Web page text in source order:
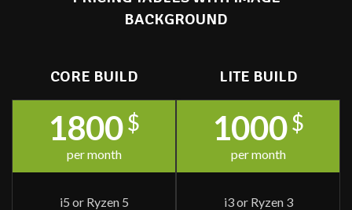
BACKGROUND
LITE BUILD
$
1000
per month
i3 or Ryzen 3
CORE BUILD
$
1800
per month
i5 or Ryzen 5